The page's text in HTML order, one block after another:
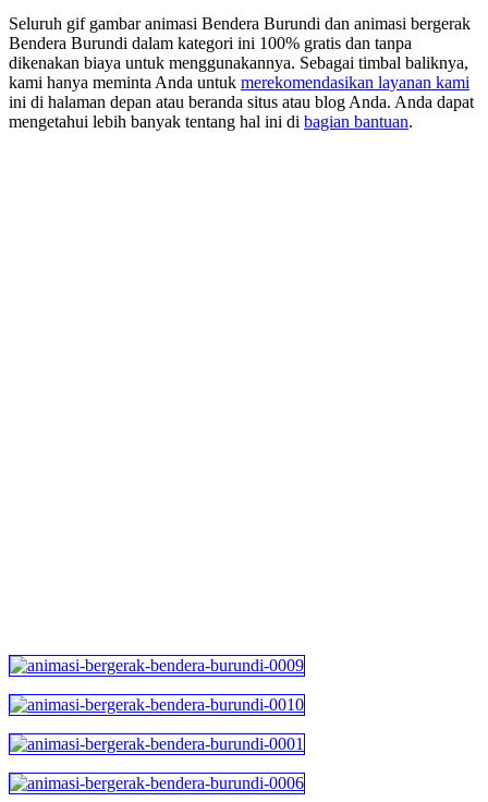
Seluruh gif gambar animasi Bendera Burundi dan animasi bergerak
Bendera Burundi dalam kategori ini 100% gratis dan tanpa
dikenakan biaya untuk menggunakannya. Sebagai timbal baliknya,
kami hanya meminta Anda untuk merekomendasikan layanan kami
ini di halaman depan atau beranda situs atau blog Anda. Anda dapat
mengetahui lebih banyak tentang hal ini di bagian bantuan.